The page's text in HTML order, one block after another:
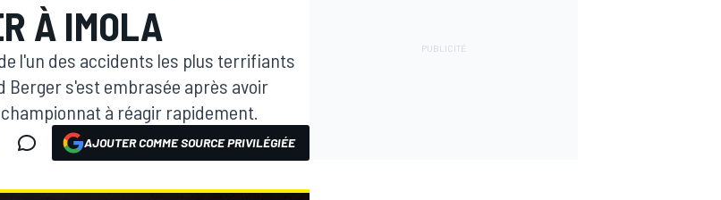
À IMOLA
l'un des accidents les plus terrifiants
Berger s'est embrasée après avoir
à réagir rapidement.
AJOUTER COMME SOURCE PRIVILÉGIÉE